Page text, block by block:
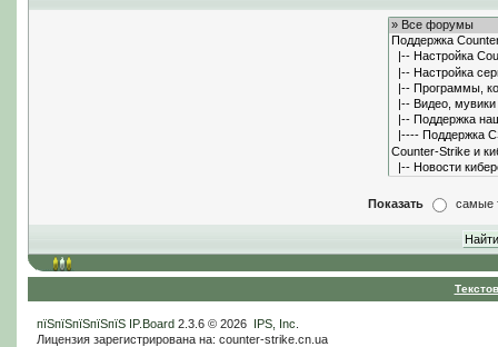
Показать самые
пїЅпїЅпїЅпїЅпїЅ IP.Board2.3.6 © 2026 IPS, Inc
Лицензия зарегистрирована на: counter-strike.cn.ua